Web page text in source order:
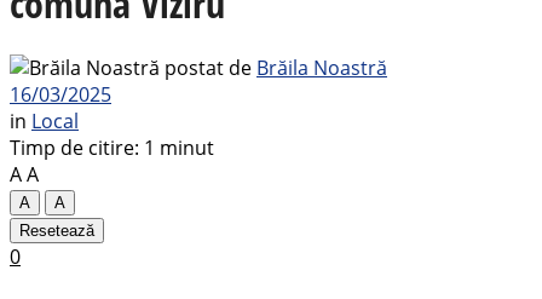
postat de Brăila Noastră
16/03/2025
in Local
Timp de citire: 1 minut
AA
A
A
Resetează
0